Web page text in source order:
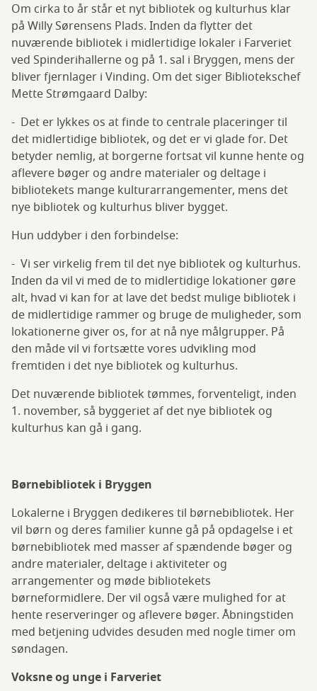
Om cirka to år står et nyt bibliotek og kulturhus klar
på Willy Sørensens Plads. Inden da flytter det
nuværende bibliotek i midlertidige lokaler i Farveriet
ved Spinderihallerne og på 1. sal i Bryggen, mens der
bliver fjernlager i Vinding. Om det siger Bibliotekschef
Mette Strømgaard Dalby:
- Det er lykkes os at finde to centrale placeringer til
det midlertidige bibliotek, og det er vi glade for. Det
betyder nemlig, at borgerne fortsat vil kunne hente og
aflevere bøger og andre materialer og deltage i
bibliotekets mange kulturarrangementer, mens det
nye bibliotek og kulturhus bliver bygget.
Hun uddyber i den forbindelse:
- Vi ser virkelig frem til det nye bibliotek og kulturhus.
Inden da vil vi med de to midlertidige lokationer gøre
alt, hvad vi kan for at lave det bedst mulige bibliotek i
de midlertidige rammer og bruge de muligheder, som
lokationerne giver os, for at nå nye målgrupper. På
den måde vil vi fortsætte vores udvikling mod
fremtiden i det nye bibliotek og kulturhus.
Det nuværende bibliotek tømmes, forventeligt, inden
1. november, så byggeriet af det nye bibliotek og
kulturhus kan gå i gang.
Børnebibliotek i Bryggen
Lokalerne i Bryggen dedikeres til børnebibliotek. Her
vil børn og deres familier kunne gå på opdagelse i et
børnebibliotek med masser af spændende bøger og
andre materialer, deltage i aktiviteter og
arrangementer og møde bibliotekets
børneformidlere. Der vil også være mulighed for at
hente reserveringer og aflevere bøger. Åbningstiden
med betjening udvides desuden med nogle timer om
søndagen.
Voksne og unge i Farveriet